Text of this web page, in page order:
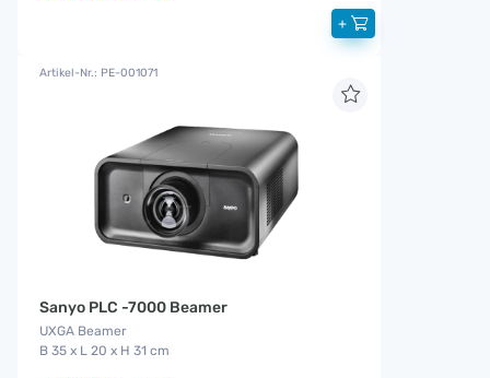
+
Artikel-Nr.: PE-001071
Sanyo PLC -7000 Beamer
UXGA Beamer
B 35 x L 20 x H 31 cm